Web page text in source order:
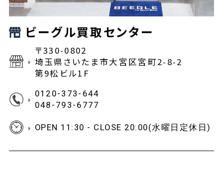
ビーグル買取センター
〒330-0802
埼玉県さいたま市大宮区宮町2-8-2
第9松ビル1F
0120-373-644
048-793-6777
OPEN 11:30 - CLOSE 20:00(水曜日定休日)